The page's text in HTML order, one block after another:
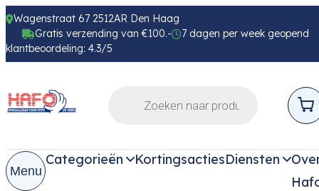
Wagenstraat 67 2512AR Den Haag
Gratis verzending van €100.-
7 dagen per week geopend
klantbeoordeling: 4.3/5
Menu
Categorieën KortingsactiesDiensten